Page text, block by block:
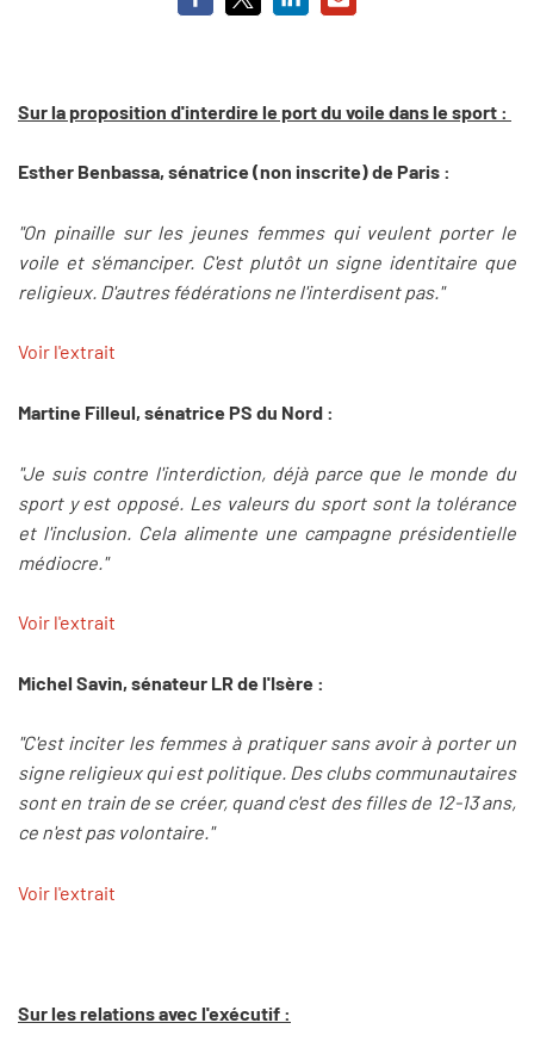
Sur la proposition d'interdire le port du voile dans le sport :
Esther Benbassa, sénatrice (non inscrite) de Paris :
"On pinaille sur les jeunes femmes qui veulent porter le
voile et s'émanciper. C'est plutôt un signe identitaire que
religieux. D'autres fédérations ne l'interdisent pas."
Voir l'extrait
Martine Filleul, sénatrice PS du Nord :
"Je suis contre l'interdiction, déjà parce que le monde du
sport y est opposé. Les valeurs du sport sont la tolérance
et l'inclusion. Cela alimente une campagne présidentielle
médiocre."
Voir l'extrait
Michel Savin, sénateur LR de l'Isère :
"C'est inciter les femmes à pratiquer sans avoir à porter un
signe religieux qui est politique. Des clubs communautaires
sont en train de se créer, quand c'est des filles de 12-13 ans,
ce n'est pas volontaire."
Voir l'extrait
Sur les relations avec l'exécutif :